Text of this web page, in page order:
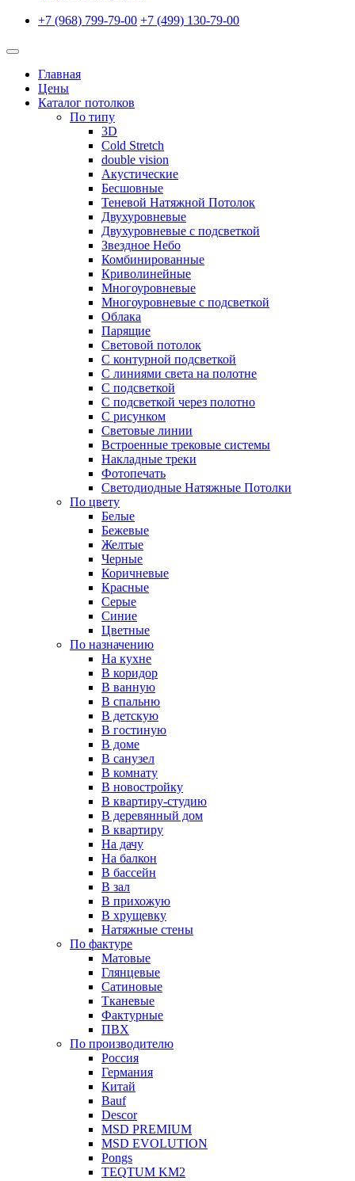
+7 (968) 799-79-00 +7 (499) 130-79-00
Главная
Цены
Каталог потолков
По типу
3D
Cold Stretch
double vision
Акустические
Бесшовные
Теневой Натяжной Потолок
Двухуровневые
Двухуровневые с подсветкой
Звездное Небо
Комбинированные
Криволинейные
Многоуровневые
Многоуровневые с подсветкой
Облака
Парящие
Световой потолок
С контурной подсветкой
С линиями света на полотне
С подсветкой
С подсветкой через полотно
С рисунком
Световые линии
Встроенные трековые системы
Накладные треки
Фотопечать
Светодиодные Натяжные Потолки
По цвету
Белые
Бежевые
Желтые
Черные
Коричневые
Красные
Серые
Синие
Цветные
По назначению
На кухне
В коридор
В ванную
В спальню
В детскую
В гостиную
В доме
В санузел
В комнату
В новостройку
В квартиру-студию
В деревянный дом
В квартиру
На дачу
На балкон
В бассейн
В зал
В прихожую
В хрущевку
Натяжные стены
По фактуре
Матовые
Глянцевые
Сатиновые
Тканевые
Фактурные
ПВХ
По производителю
Россия
Германия
Китай
Вauf
Descor
MSD PREMIUM
MSD EVOLUTION
Pongs
TEQTUM KM2